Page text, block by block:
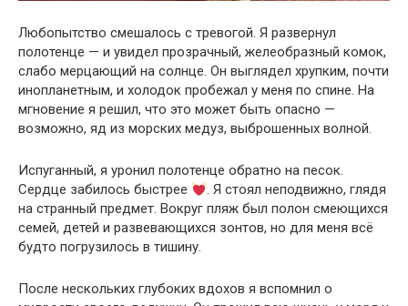
Любопытство смешалось с тревогой. Я развернул
полотенце — и увидел прозрачный, желеобразный комок,
слабо мерцающий на солнце. Он выглядел хрупким, почти
инопланетным, и холодок пробежал у меня по спине. На
мгновение я решил, что это может быть опасно —
возможно, яд из морских медуз, выброшенных волной.
Испуганный, я уронил полотенце обратно на песок.
Сердце забилось быстрее
. Я стоял неподвижно, глядя
на странный предмет. Вокруг пляж был полон смеющихся
семей, детей и развевающихся зонтов, но для меня всё
будто погрузилось в тишину.
После нескольких глубоких вдохов я вспомнил о